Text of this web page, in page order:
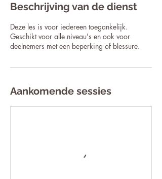
Beschrijving van de dienst
Deze les is voor iedereen toegankelijk.
Geschikt voor alle niveau's en ook voor
deelnemers met een beperking of blessure.
Aankomende sessies